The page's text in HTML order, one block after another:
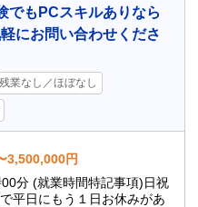
でもPCスキルありなら
にお問い合わせくださ
残業なし／ほぼなし
3,500,000円
分 (就業時間特記事項)日祝
平日にもう１日お休みがあ